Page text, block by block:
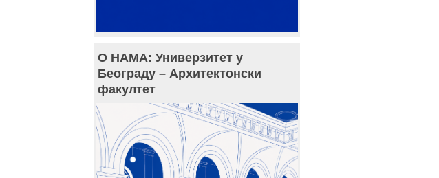
О НАМА: Универзитет у
Београду – Архитектонски
факултет